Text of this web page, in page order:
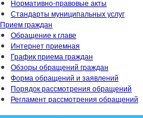
Нормативно-правовые акты
Стандарты муниципальных услуг
Прием граждан
Обращение к главе
Интернет приемная
График приема граждан
Обзоры обращений граждан
Форма обращений и заявлений
Порядок рассмотрения обращений
Регламент рассмотрения обращений